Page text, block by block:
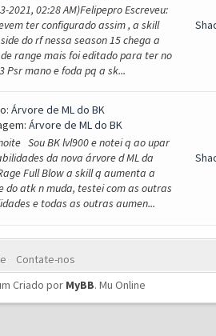
2021, 02:28 AM)Felipepro Escreveu:
ter configurado assim , a skill
do rf nessa season 15 chega a
range mais foi editado para ter no
Psr mano e foda pq a sk...
Árvore de ML do BK
Árvore de ML do BK
Sou BK lvl900 e notei q ao upar
da nova árvore d ML da
Full Blow a skill q aumenta a
do atk n muda, testei com as outras
e todas as outras aumen...
Contate-nos
Criado por MyBB. Mu Online